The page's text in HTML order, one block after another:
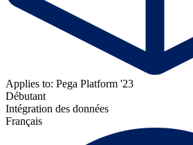
Applies to: Pega Platform '23
Débutant
Intégration des données
Français